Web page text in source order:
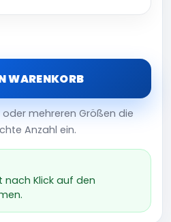
WARENKORB
oder mehreren Größen die
Anzahl ein.
nach Klick auf den